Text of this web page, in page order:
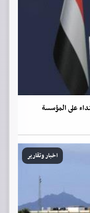
على المؤسسة
اخبار وتقارير